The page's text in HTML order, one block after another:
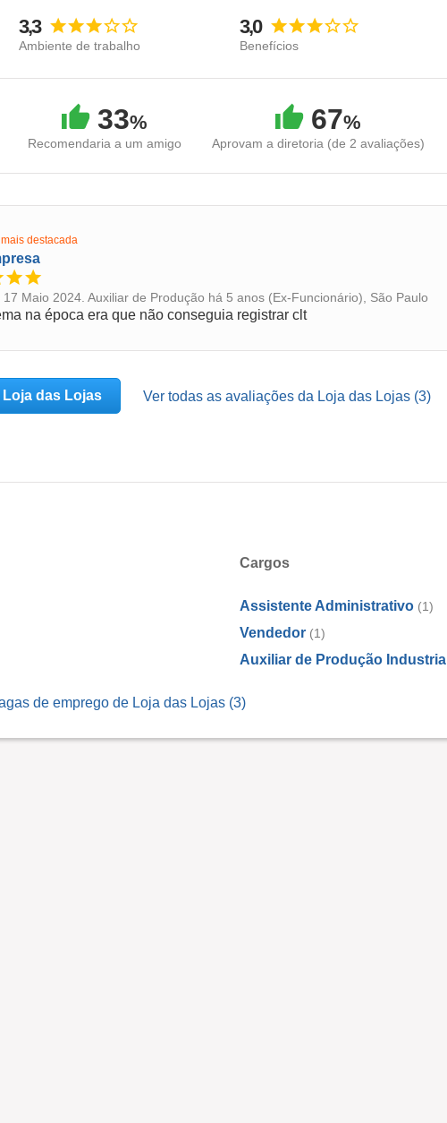
3,3
Ambiente de trabalho
3,0
Benefícios
33%
Recomendaria a um amigo
67%
Aprovam a diretoria (de 2 avaliações)
destacada
17 Maio 2024. Auxiliar de Produção há 5 anos (Ex-Funcionário), São Paulo
na época era que não conseguia registrar clt
Loja das Lojas Ver todas as avaliações da Loja das Lojas (3)
Cargos
Assistente Administrativo (1)
Vendedor (1)
Auxiliar de Produção Industrial
de emprego de Loja das Lojas (3)